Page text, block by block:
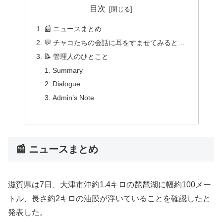
目次
📰 ニュースまとめ
💬 チャコたちの会話に耳をすませてみると…
📝 管理人のひとこと
Summary
Dialogue
Admin’s Note
📰 ニュースまとめ
滋賀県は7日、大津市沖約1.4キロの琵琶湖に幅約100メー
トル、長さ約2キロの油膜が浮いていることを確認したと
発表した。